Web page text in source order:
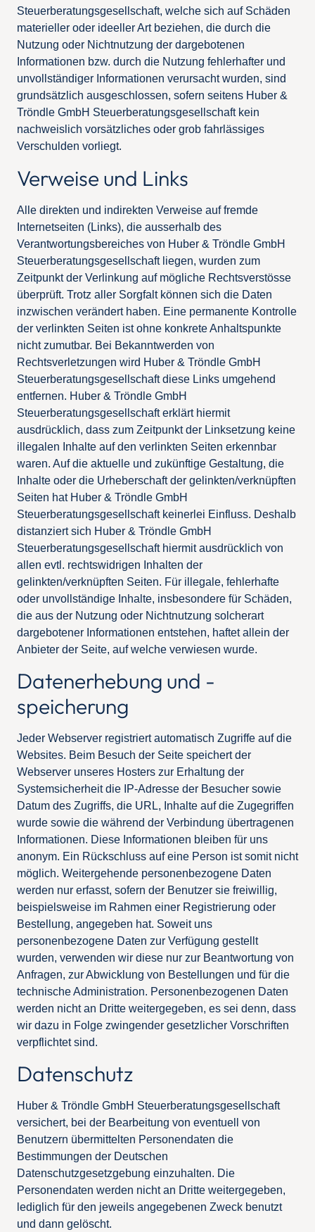
Steuerberatungsgesellschaft, welche sich auf Schäden
materieller oder ideeller Art beziehen, die durch die
Nutzung oder Nichtnutzung der dargebotenen
Informationen bzw. durch die Nutzung fehlerhafter und
unvollständiger Informationen verursacht wurden, sind
grundsätzlich ausgeschlossen, sofern seitens Huber &
Tröndle GmbH Steuerberatungsgesellschaft kein
nachweislich vorsätzliches oder grob fahrlässiges
Verschulden vorliegt.
Verweise und Links
Alle direkten und indirekten Verweise auf fremde
Internetseiten (Links), die ausserhalb des
Verantwortungsbereiches von Huber & Tröndle GmbH
Steuerberatungsgesellschaft liegen, wurden zum
Zeitpunkt der Verlinkung auf mögliche Rechtsverstösse
überprüft. Trotz aller Sorgfalt können sich die Daten
inzwischen verändert haben. Eine permanente Kontrolle
der verlinkten Seiten ist ohne konkrete Anhaltspunkte
nicht zumutbar. Bei Bekanntwerden von
Rechtsverletzungen wird Huber & Tröndle GmbH
Steuerberatungsgesellschaft diese Links umgehend
entfernen. Huber & Tröndle GmbH
Steuerberatungsgesellschaft erklärt hiermit
ausdrücklich, dass zum Zeitpunkt der Linksetzung keine
illegalen Inhalte auf den verlinkten Seiten erkennbar
waren. Auf die aktuelle und zukünftige Gestaltung, die
Inhalte oder die Urheberschaft der gelinkten/verknüpften
Seiten hat Huber & Tröndle GmbH
Steuerberatungsgesellschaft keinerlei Einfluss. Deshalb
distanziert sich Huber & Tröndle GmbH
Steuerberatungsgesellschaft hiermit ausdrücklich von
allen evtl. rechtswidrigen Inhalten der
gelinkten/verknüpften Seiten. Für illegale, fehlerhafte
oder unvollständige Inhalte, insbesondere für Schäden,
die aus der Nutzung oder Nichtnutzung solcherart
dargebotener Informationen entstehen, haftet allein der
Anbieter der Seite, auf welche verwiesen wurde.
Datenerhebung und -
speicherung
Jeder Webserver registriert automatisch Zugriffe auf die
Websites. Beim Besuch der Seite speichert der
Webserver unseres Hosters zur Erhaltung der
Systemsicherheit die IP-Adresse der Besucher sowie
Datum des Zugriffs, die URL, Inhalte auf die Zugegriffen
wurde sowie die während der Verbindung übertragenen
Informationen. Diese Informationen bleiben für uns
anonym. Ein Rückschluss auf eine Person ist somit nicht
möglich. Weitergehende personenbezogene Daten
werden nur erfasst, sofern der Benutzer sie freiwillig,
beispielsweise im Rahmen einer Registrierung oder
Bestellung, angegeben hat. Soweit uns
personenbezogene Daten zur Verfügung gestellt
wurden, verwenden wir diese nur zur Beantwortung von
Anfragen, zur Abwicklung von Bestellungen und für die
technische Administration. Personenbezogenen Daten
werden nicht an Dritte weitergegeben, es sei denn, dass
wir dazu in Folge zwingender gesetzlicher Vorschriften
verpflichtet sind.
Datenschutz
Huber & Tröndle GmbH Steuerberatungsgesellschaft
versichert, bei der Bearbeitung von eventuell von
Benutzern übermittelten Personendaten die
Bestimmungen der Deutschen
Datenschutzgesetzgebung einzuhalten. Die
Personendaten werden nicht an Dritte weitergegeben,
lediglich für den jeweils angegebenen Zweck benutzt
und dann gelöscht.